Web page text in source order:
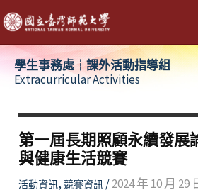
跳
至
主
學生事務處┆課外活動指導組
Extracurricular Activities
第一屆長期照顧永續發展
與健康生活競賽
活動資訊, 競賽資訊/2024 年 10 月 29